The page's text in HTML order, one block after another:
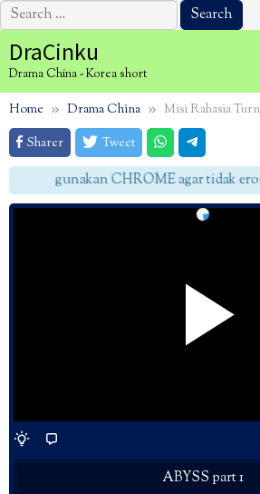
Search
for:
to
content
DraCinku
Drama China - Korea short
Home Drama China
Misi Rahasia
Sharer
Tweet
gunakan CHROME agar tidak
ABYSS part 1